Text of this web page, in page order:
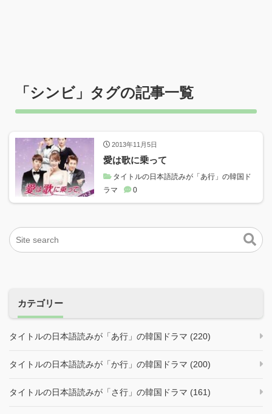
「シンビ 」タグの記事一覧
2013年11月5日
愛は歌に乗って
タイトルの日本語読みが「あ行」の韓国ド
ラマ
0
カテゴリー
タイトルの日本語読みが「あ行」の韓国ドラマ (220)
タイトルの日本語読みが「か行」の韓国ドラマ (200)
タイトルの日本語読みが「さ行」の韓国ドラマ (161)